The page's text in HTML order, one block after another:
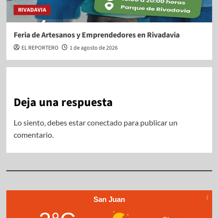
RIVADAVIA
Feria de Artesanos y Emprendedores en Rivadavia
EL REPORTERO 1 de agosto de 2026
Deja una respuesta
Lo siento, debes estarconectadopara publicar un
comentario.
San Juan